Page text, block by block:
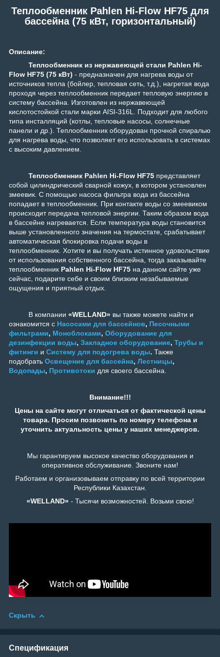
Теплообменник Pahlen Hi-Flow HF75 для
бассейна (75 кВт, горизонтальный)
Описание:
Теплообменник из нержавеющей стали Pahlen Hi-
Flow HF75 (75 кВт) - предназначен для нагрева воды от
источников тепла (бойлер, тепловая сеть, т.д.), нагретая вода
проходя через теплообменник передает тепловую энергию в
систему бассейна. Изготовлен из нержавеющей
кислотостойкой стали марки AISI-316L. Подходит для любого
типа инсталляций (котлы, тепловые насосы, солнечные
панели и др.). Теплообменник оборудован прочной спиралью
для нагрева воды, что позволяет его использовать в системах
с высоким давлением.
Теплообменник Pahlen Hi-Flow HF75 представляет
собой цилиндрический сварной кожух, в котором установлен
змеевик. С помощью насоса фильтра вода из бассейна
попадает в теплообменник. При контакте воды со змеевиком
происходит передача тепловой энергии. Таким образом вода
в бассейне нагревается. Если температура воды становится
выше установленного значения на термостате, срабатывает
автоматическая блокировка подачи воды в
теплообменник. Хотите и вы получать истинное удовольствие
от использования собственного бассейна, тогда заказывайте
теплообменник Pahlen Hi-Flow HF75 на данном сайте уже
сейчас, подарите себе и своим близким незабываемые
ощущения и приятный отдых.
В компании «WELLAND» вы также можете найти и
ознакомится с Насосами для бассейнов, Песочными
фильтрами, Моноблоками, Оборудование для
дезинфекции воды, Закладное оборудование, Трубы и
фитинги и Систему для подогрева воды. Также
подобрать Освещение для бассейна, Лестницы,
Водопады, Противотоки для своего бассейна.
Внимание!!!
Цены на сайте могут отличаться от фактической цены
товара. Просим позвонить по номеру телефона и
уточнить актуальность цены у наших менеджеров.
Мы гарантируем высокое качество оборудования и
оперативное обслуживание. Звоните нам!
Работаем и организовываем отправку по всей территории
Республики Казахстан.
«WELLAND»- Тысячи возможностей. Возьми свою!
Скрыть
Спецификация